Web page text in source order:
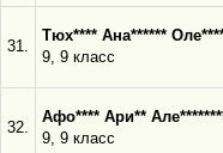
31.
Тюх**** Ана******
9, 9 класс
32.
Афо**** Ари**
9, 9 класс